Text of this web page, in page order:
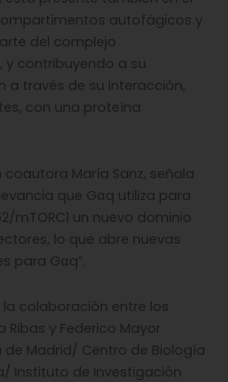
autofágicos y
del complejo
y contribuyendo a su
a través de su interacción,
con una proteína
María Sanz, señala
que Gαq utiliza para
mTORC1 un nuevo dominio
lo que abre nuevas
para Gαq”.
colaboración entre los
y Federico Mayor
Madrid/ Centro de Biología
Instituto de Investigación